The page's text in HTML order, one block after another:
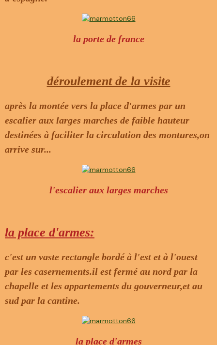
la porte de france
déroulement de la visite
après la montée vers la place d'armes par un
escalier aux larges marches de faible hauteur
destinées à faciliter la circulation des montures,on
arrive sur...
l'escalier aux larges marches
la place d'armes:
c'est un vaste rectangle bordé à l'est et à l'ouest
par les casernements.il est fermé au nord par la
chapelle et les appartements du gouverneur,et au
sud par la cantine.
la place d'armes